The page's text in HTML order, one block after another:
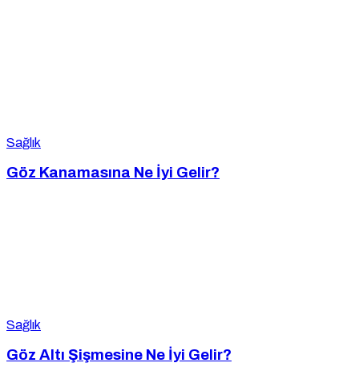
Sağlık
Göz Kanamasına Ne İyi Gelir?
Sağlık
Göz Altı Şişmesine Ne İyi Gelir?